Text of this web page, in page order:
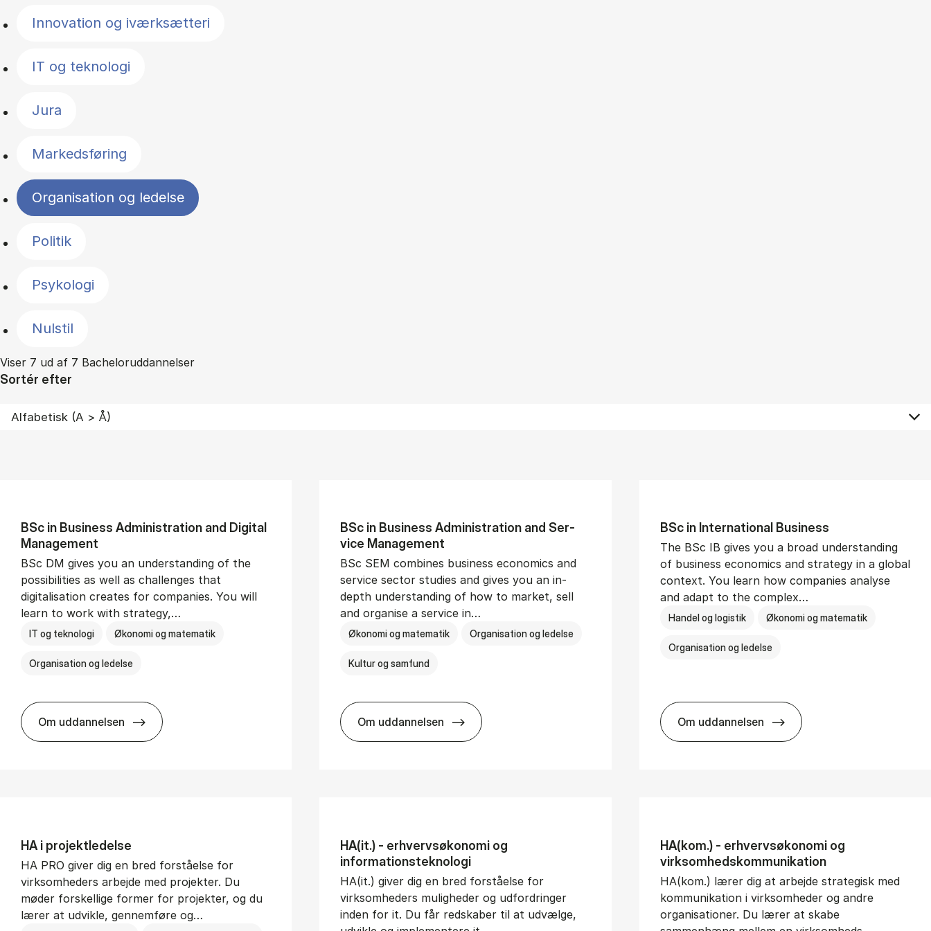
Innovation og iværksætteri
IT og teknologi
Jura
Markedsføring
Organisation og ledelse
Politik
Psykologi
Nulstil
Viser 7 ud af 7 Bacheloruddannelser
Sortér efter
BSc in Busi­ness Ad­min­is­tra­tion and Di­git­al
Man­age­ment
BSc DM gives you an understanding of the
possibilities as well as challenges that
digitalisation creates for companies. You will
learn to work with strategy,…
IT og teknologi Økonomi og matematik
Organisation og ledelse
Om uddannelsen
BSc in Busi­ness Ad­min­is­tra­tion and Di­git­al Man­age­ment
BSc in Busi­ness Ad­min­is­tra­tion and Ser­
vice Man­age­ment
BSc SEM combines business economics and
service sector studies and gives you an in-
depth understanding of how to market, sell
and organise a service in…
Økonomi og matematik Organisation og ledelse
Kultur og samfund
Om uddannelsen
BSc in Busi­ness Ad­min­is­tra­tion and Ser­vice Man­age­ment
BSc in In­ter­na­tion­al Busi­ness
The BSc IB gives you a broad understanding
of business economics and strategy in a global
context. You learn how companies analyse
and adapt to the complex…
Handel og logistik Økonomi og matematik
Organisation og ledelse
Om uddannelsen
BSc in In­ter­na­tion­al Busi­ness
HA i pro­jekt­le­del­se
HA PRO giver dig en bred forståelse for
virksomheders arbejde med projekter. Du
møder forskellige former for projekter, og du
lærer at udvikle, gennemføre og…
HA(it.) - erhvervs­økonomi og
informations­teknologi
HA(it.) giver dig en bred forståelse for
virksomheders muligheder og udfordringer
inden for it. Du får redskaber til at udvælge,
HA(kom.) - erhvervs­økonomi og
virksomheds­kommunikation
HA(kom.) lærer dig at arbejde strategisk med
kommunikation i virksomheder og andre
organisationer. Du lærer at skabe